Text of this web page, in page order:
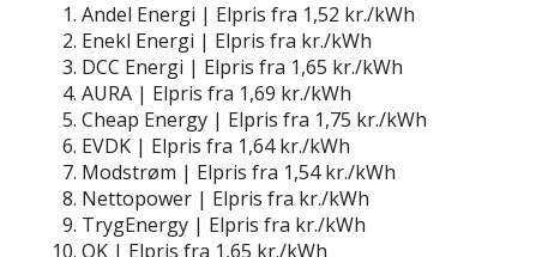
Andel Energi | Elpris fra 1,52 kr./kWh
Enekl Energi | Elpris fra kr./kWh
DCC Energi | Elpris fra 1,65 kr./kWh
AURA | Elpris fra 1,69 kr./kWh
Cheap Energy | Elpris fra 1,75 kr./kWh
EVDK | Elpris fra 1,64 kr./kWh
Modstrøm | Elpris fra 1,54 kr./kWh
Nettopower | Elpris fra kr./kWh
TrygEnergy | Elpris fra kr./kWh
OK | Elpris fra 1,65 kr./kWh